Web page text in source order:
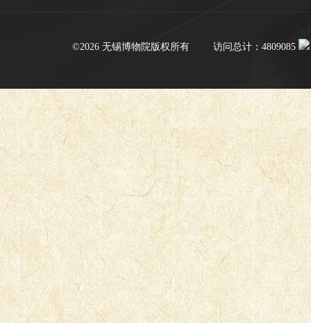
©2026 无锡博物院版权所有 访问总计：4809085